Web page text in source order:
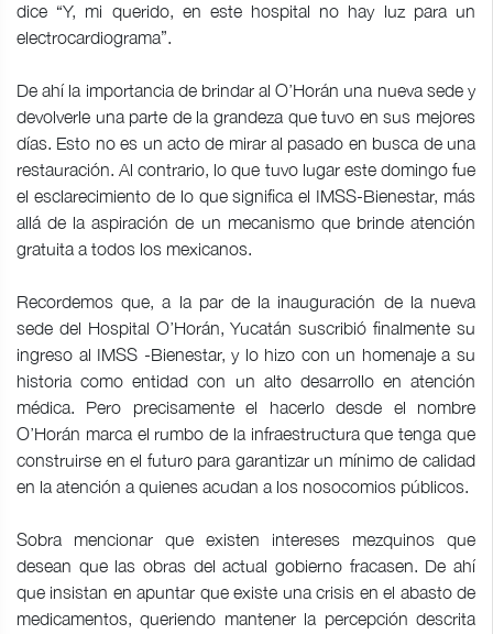
dice “Y, mi querido, en este hospital no hay luz para un
electrocardiograma”.
De ahí la importancia de brindar al O’Horán una nueva sede y
devolverle una parte de la grandeza que tuvo en sus mejores
días. Esto no es un acto de mirar al pasado en busca de una
restauración. Al contrario, lo que tuvo lugar este domingo fue
el esclarecimiento de lo que significa el IMSS-Bienestar, más
allá de la aspiración de un mecanismo que brinde atención
gratuita a todos los mexicanos.
Recordemos que, a la par de la inauguración de la nueva
sede del Hospital O’Horán, Yucatán suscribió finalmente su
ingreso al IMSS -Bienestar, y lo hizo con un homenaje a su
historia como entidad con un alto desarrollo en atención
médica. Pero precisamente el hacerlo desde el nombre
O’Horán marca el rumbo de la infraestructura que tenga que
construirse en el futuro para garantizar un mínimo de calidad
en la atención a quienes acudan a los nosocomios públicos.
Sobra mencionar que existen intereses mezquinos que
desean que las obras del actual gobierno fracasen. De ahí
que insistan en apuntar que existe una crisis en el abasto de
medicamentos, queriendo mantener la percepción descrita